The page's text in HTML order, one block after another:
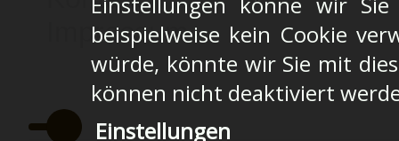
Impressum
beispielweise kein Cookie
würde, könnte wir Sie mit
können nicht deaktiviert
Einstellungen